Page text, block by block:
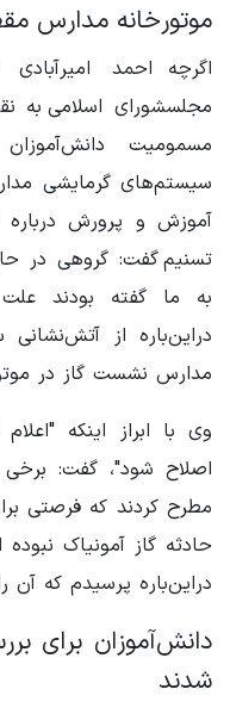
موتورخانه مدارس
اگرچه احمد
مجلسشورای اسلامی به
مسمومیت
سیستم‌های گرمایشی
آموزش و پرورش درباره
تسنیم گفت: گروهی در
به ما گفته بودند
دراین‌باره از
مدارس نشست گاز در
وی با ابراز اینکه
اصلاح شود"، گفت: برخی
مطرح کردند که فرصتی
حادثه گاز آمونیاک
دراین‌باره پرسیدم که آن
دانش‌آموزان برای
شدند